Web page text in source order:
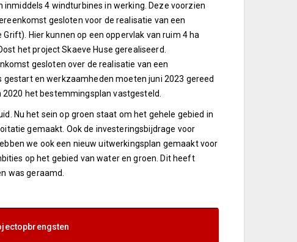
4 windturbines in werking. Deze voorzien
gesloten voor de realisatie van een
Hier kunnen op een oppervlak van ruim 4 ha
het project Skaeve Huse gerealiseerd.
gesloten over de realisatie van een
en werkzaamheden moeten juni 2023 gereed
het bestemmingsplan vastgesteld.
Nu het sein op groen staat om het gehele gebied in
gemaakt. Ook de investeringsbijdrage voor
we ook een nieuw uitwerkingsplan gemaakt voor
op het gebied van water en groen. Dit heeft
was geraamd.